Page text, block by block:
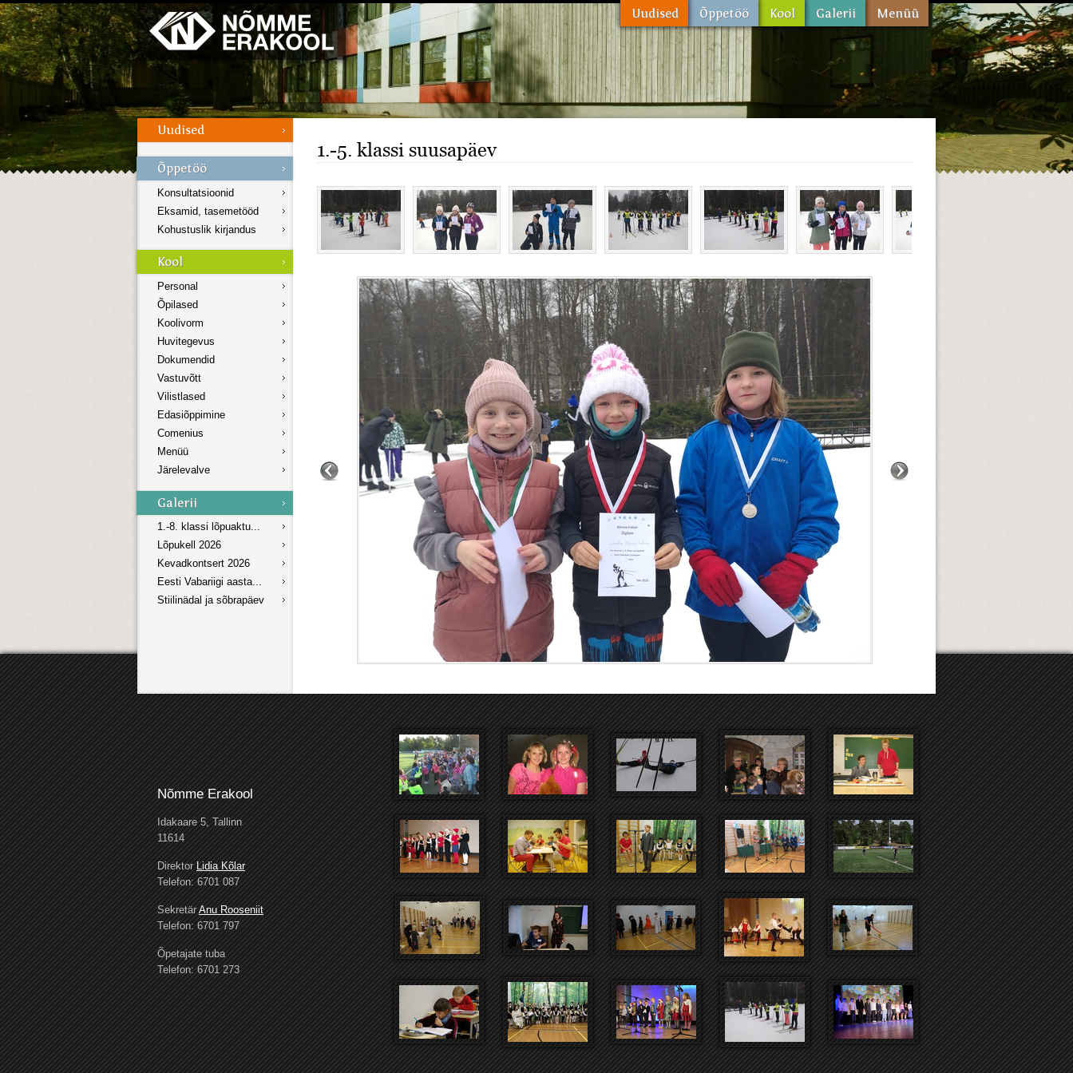
Menüü
Galerii
Konsultatsioonid
Eksamid, tasemetööd
Kohustuslik kirjandus
Personal
Õpilased
Koolivorm
Huvitegevus
Dokumendid
Vastuvõtt
Vilistlased
Edasiõppimine
Comenius
Menüü
Järelevalve
1.-8. klassi lõpuaktu...
Lõpukell 2026
Kevadkontsert 2026
Eesti Vabariigi aasta...
Stiilinädal ja sõbrapäev
1.-5. klassi suusapäev
Nõmme Erakool
Idakaare 5, Tallinn
11614
DirektorLidia Kõlar
Telefon: 6701 087
SekretärAnu Rooseniit
Telefon: 6701 797
Õpetajate tuba
Telefon: 6701 273